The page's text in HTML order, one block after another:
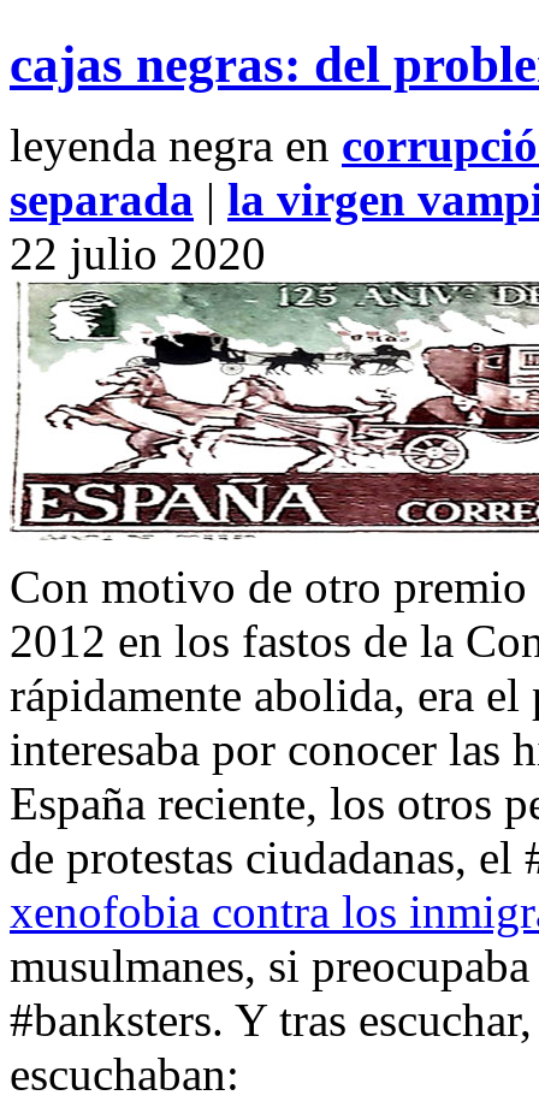
cajas negras: del
leyenda negra en
separada | la virgen
22 julio 2020
Con motivo de otro
2012 en los fastos de la
rápidamente abolida, era
interesaba por conocer las
España reciente, los otros
de protestas ciudadanas,
xenofobia contra los
musulmanes, si
#banksters. Y tras
escuchaban: